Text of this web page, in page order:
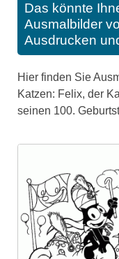
Das könnte
Ausmalbilder
Ausdrucken
Hier finden Sie
Katzen: Felix, der
seinen 100.